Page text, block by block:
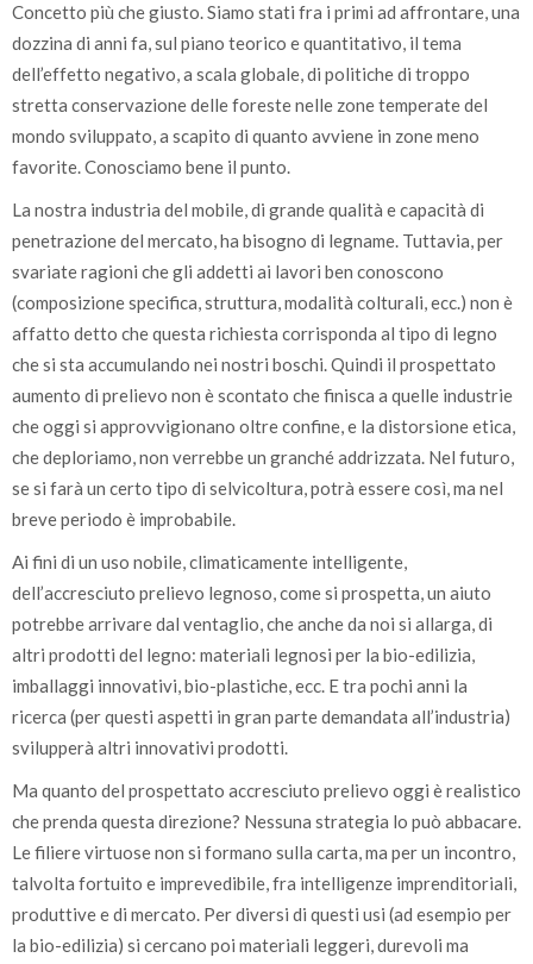
Concetto più che giusto. Siamo stati fra i primi ad affrontare, una
dozzina di anni fa, sul piano teorico e quantitativo, il tema
dell’effetto negativo, a scala globale, di politiche di troppo
stretta conservazione delle foreste nelle zone temperate del
mondo sviluppato, a scapito di quanto avviene in zone meno
favorite. Conosciamo bene il punto.
La nostra industria del mobile, di grande qualità e capacità di
penetrazione del mercato, ha bisogno di legname. Tuttavia, per
svariate ragioni che gli addetti ai lavori ben conoscono
(composizione specifica, struttura, modalità colturali, ecc.) non è
affatto detto che questa richiesta corrisponda al tipo di legno
che si sta accumulando nei nostri boschi. Quindi il prospettato
aumento di prelievo non è scontato che finisca a quelle industrie
che oggi si approvvigionano oltre confine, e la distorsione etica,
che deploriamo, non verrebbe un granché addrizzata. Nel futuro,
se si farà un certo tipo di selvicoltura, potrà essere così, ma nel
breve periodo è improbabile.
Ai fini di un uso nobile, climaticamente intelligente,
dell’accresciuto prelievo legnoso, come si prospetta, un aiuto
potrebbe arrivare dal ventaglio, che anche da noi si allarga, di
altri prodotti del legno: materiali legnosi per la bio-edilizia,
imballaggi innovativi, bio-plastiche, ecc. E tra pochi anni la
ricerca (per questi aspetti in gran parte demandata all’industria)
svilupperà altri innovativi prodotti.
Ma quanto del prospettato accresciuto prelievo oggi è realistico
che prenda questa direzione? Nessuna strategia lo può abbacare.
Le filiere virtuose non si formano sulla carta, ma per un incontro,
talvolta fortuito e imprevedibile, fra intelligenze imprenditoriali,
produttive e di mercato. Per diversi di questi usi (ad esempio per
la bio-edilizia) si cercano poi materiali leggeri, durevoli ma